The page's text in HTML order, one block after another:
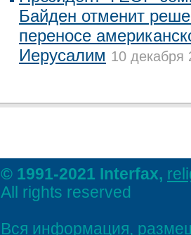
Байден отменит
переносе
Иерусалим 10 декабря
© 1991-2021 Interfax,
All rights reserved
Вся информация,